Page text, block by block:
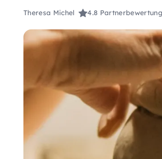
Theresa Michel 4.8 Partnerbewertung